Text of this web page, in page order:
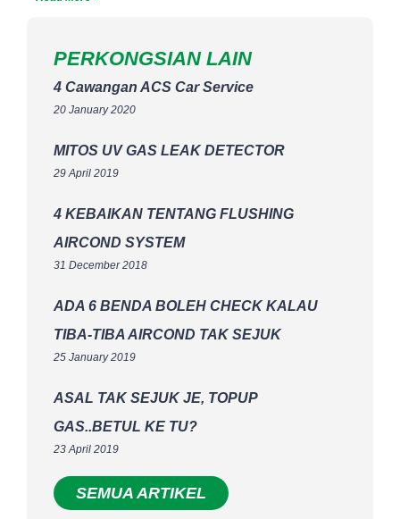
PERKONGSIAN LAIN
4 Cawangan ACS Car Service
20 January 2020
MITOS UV GAS LEAK DETECTOR
29 April 2019
4 KEBAIKAN TENTANG FLUSHING
AIRCOND SYSTEM
31 December 2018
ADA 6 BENDA BOLEH CHECK KALAU
TIBA-TIBA AIRCOND TAK SEJUK
25 January 2019
ASAL TAK SEJUK JE, TOPUP
GAS..BETUL KE TU?
23 April 2019
SEMUA ARTIKEL